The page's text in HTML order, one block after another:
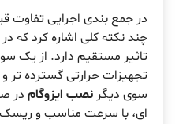
در جمع بندی اجرایی تفاوت
چند نکته کلی اشاره کرد که
تاثیر مستقیم دارد. از یک سو
تجهیزات حرارتی گسترده تر و
سوی دیگر نصب ایزوگام در
ای، با سرعت مناسب و ریسک